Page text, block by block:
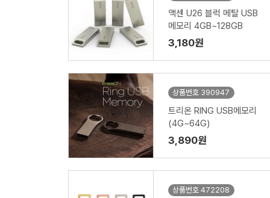
액센 U26 블럭 메탈 USB
메모리 4GB~128GB
3,180원
상품번호 390947
트리온 RING USB메모리
(4G~64G)
3,890원
상품번호 472208